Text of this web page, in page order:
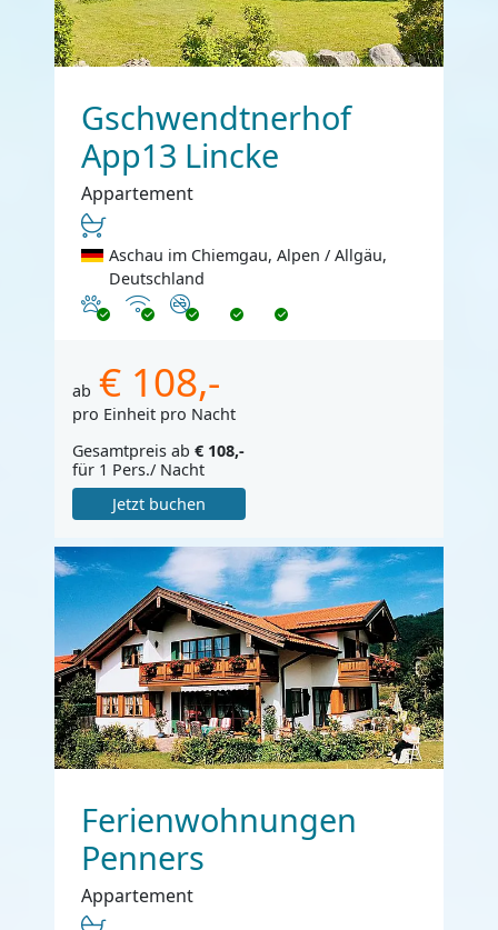
Gschwendtnerhof
App13 Lincke
Appartement
Aschau im Chiemgau, Alpen / Allgäu,
Deutschland
Haustiere erlaubt
InternetNichtraucher
ab € 108,-
pro Einheit pro Nacht
Gesamtpreis ab € 108,-
für 1 Pers./ Nacht
Jetzt buchen
Ferienwohnungen
Penners
Appartement